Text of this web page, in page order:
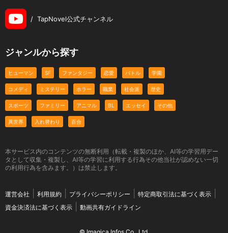
/ TapNovel公式チャンネル
ジャンルから探す
ヒューマン SF ファンタジー 恋愛 バトル 学園
コメディ ミステリー ホラー 職業 社会派 歴史
スポーツ ファミリー アニマル BL エッセイ その他
異世界 入れ替わり 百合
本サービス内のコンテンツの無断利用（転載・複製のほか、AI等の学習用デー
タとして収集・複製し、AI等の学習に利用する行為その他当社が認めない一切
の利用行為を含みます。）は禁止します。
運営会社 利用規約 プライバシーポリシー
特定商取引法に基づく表示
資金決済法に基づく表示
動画共有ガイドライン